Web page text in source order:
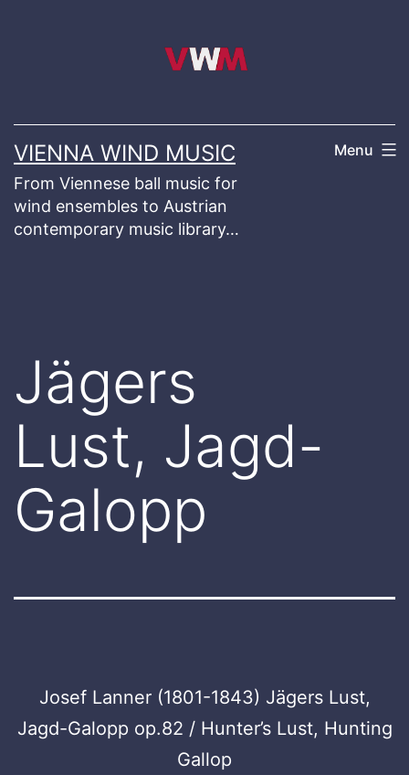
VIENNA WIND MUSIC
From Viennese ball music for
wind ensembles to Austrian
contemporary music library…
Menu
Jägers
Lust, Jagd-
Galopp
Josef Lanner (1801-1843) Jägers Lust,
Jagd-Galopp op.82 / Hunter’s Lust, Hunting
Gallop